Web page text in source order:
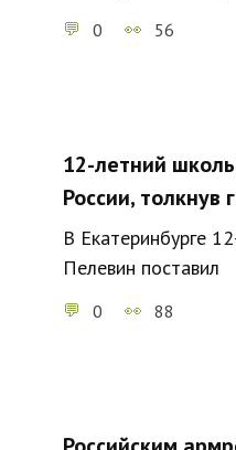
0 56
12-летний
России, толкнув
В Екатеринбурге
Пелевин поставил
0 88